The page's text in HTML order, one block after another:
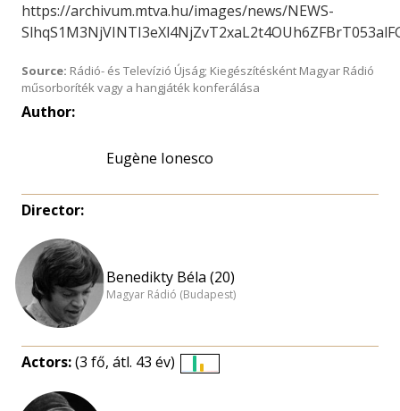
https://archivum.mtva.hu/images/news/NEWS-
Source: Rádió- és Televízió Újság; Kiegészítésként Magyar Rádió
műsorboríték vagy a hangjáték konferálása
Author:
Eugène Ionesco
Director:
Benedikty Béla (20)
Magyar Rádió (Budapest)
Actors:(3 fő, átl. 43 év)